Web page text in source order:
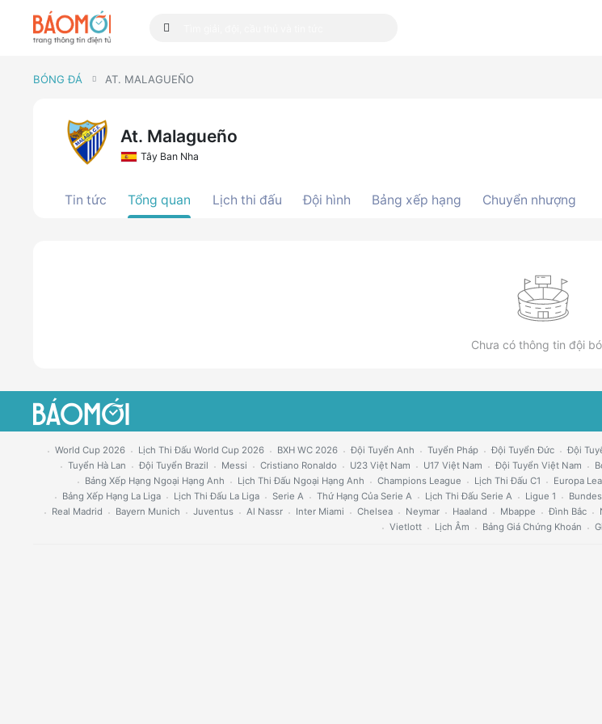
BÓNG ĐÁ AT. MALAGUEÑO
At. Malagueño
Tây Ban Nha
Tin tức Tổng quan Lịch thi đấu Đội hình Bảng xếp hạng Chuyển nhượng
Chưa có thông tin đội
World Cup 2026 Lịch Thi Đấu World Cup 2026 BXH WC 2026 Đội Tuyển Anh Tuyển Pháp Đội Tuyển Đức Đội
Tuyển Hà Lan
Đội Tuyển Brazil Messi Cristiano Ronaldo U23 Việt Nam U17 Việt Nam Đội Tuyển Việt Nam
Bảng Xếp Hạng Ngoại Hạng Anh
Lịch Thi Đấu Ngoại Hạng Anh Champions League Lịch Thi Đấu C1 Europa
Bảng Xếp Hạng La Liga
Lịch Thi Đấu La Liga Serie A Thứ Hạng Của Serie A Lịch Thi Đấu Serie A Ligue 1
Real Madrid
Bayern Munich Juventus Al Nassr Inter Miami Chelsea Neymar Haaland Mbappe Đình Bắc
Vietlott
Lịch Âm Bảng Giá Chứng Khoán